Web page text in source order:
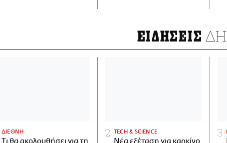
ΕΙΔΗΣΕΙΣ
ΔΙΕΘΝΗ ΤECH & SCIENCE